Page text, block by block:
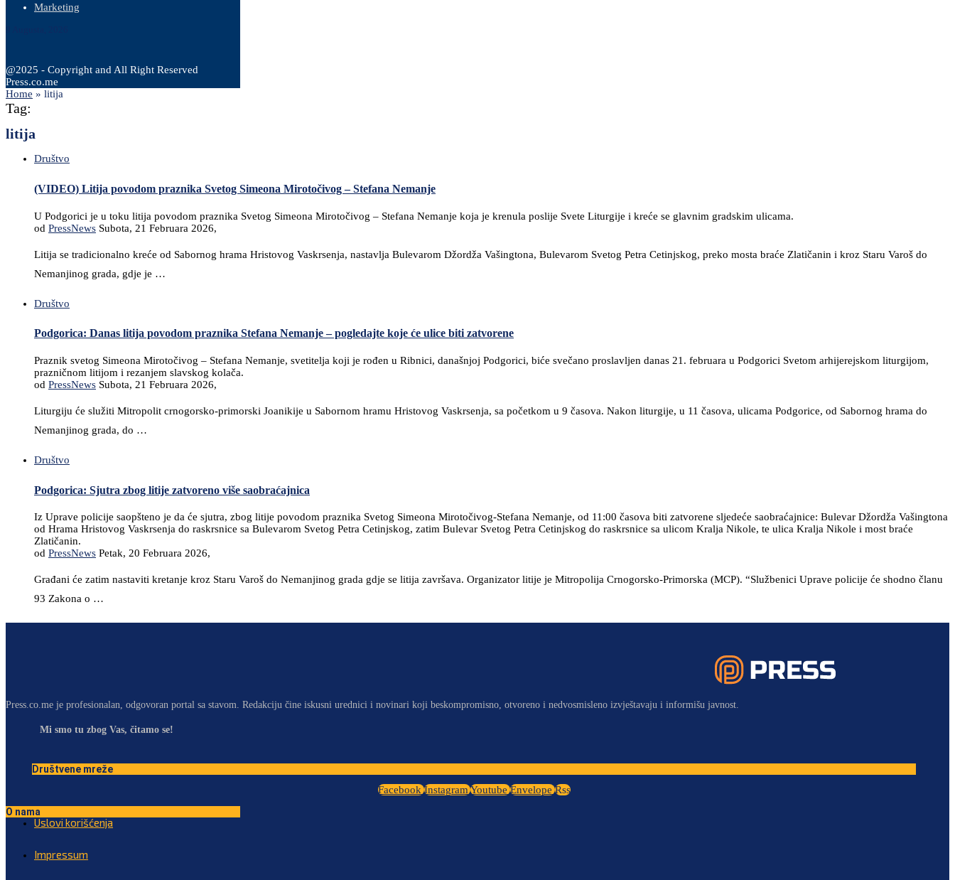
Marketing
@2025 - Copyright and All Right Reserved
Press.co.me
Home » litija
Tag:
litija
Društvo
(VIDEO) Litija povodom praznika Svetog Simeona Mirotočivog – Stefana Nemanje
U Podgorici je u toku litija povodom praznika Svetog Simeona Mirotočivog – Stefana Nemanje koja je krenula poslije Svete Liturgije i kreće se glavnim gradskim ulicama.
od PressNews Subota, 21 Februara 2026,
Litija se tradicionalno kreće od Sabornog hrama Hristovog Vaskrsenja, nastavlja Bulevarom Džordža Vašingtona, Bulevarom Svetog Petra Cetinjskog, preko mosta braće Zlatičanin i kroz Staru Varoš do
Nemanjinog grada, gdje je …
Društvo
Podgorica: Danas litija povodom praznika Stefana Nemanje – pogledajte koje će ulice biti zatvorene
Praznik svetog Simeona Mirotočivog – Stefana Nemanje, svetitelja koji je rođen u Ribnici, današnjoj Podgorici, biće svečano proslavljen danas 21. februara u Podgorici Svetom arhijerejskom liturgijom,
prazničnom litijom i rezanjem slavskog kolača.
od PressNews Subota, 21 Februara 2026,
Liturgiju će služiti Mitropolit crnogorsko-primorski Joanikije u Sabornom hramu Hristovog Vaskrsenja, sa početkom u 9 časova. Nakon liturgije, u 11 časova, ulicama Podgorice, od Sabornog hrama do
Nemanjinog grada, do …
Društvo
Podgorica: Sjutra zbog litije zatvoreno više saobraćajnica
Iz Uprave policije saopšteno je da će sjutra, zbog litije povodom praznika Svetog Simeona Mirotočivog-Stefana Nemanje, od 11:00 časova biti zatvorene sljedeće saobraćajnice: Bulevar Džordža Vašingtona
od Hrama Hristovog Vaskrsenja do raskrsnice sa Bulevarom Svetog Petra Cetinjskog, zatim Bulevar Svetog Petra Cetinjskog do raskrsnice sa ulicom Kralja Nikole, te ulica Kralja Nikole i most braće
Zlatičanin.
od PressNews Petak, 20 Februara 2026,
Građani će zatim nastaviti kretanje kroz Staru Varoš do Nemanjinog grada gdje se litija završava. Organizator litije je Mitropolija Crnogorsko-Primorska (MCP). “Službenici Uprave policije će shodno članu
93 Zakona o …
Press.co.me je profesionalan, odgovoran portal sa stavom. Redakciju čine iskusni urednici i novinari koji beskompromisno, otvoreno i nedvosmisleno izvještavaju i informišu javnost.
Mi smo tu zbog Vas, čitamo se!
Društvene mreže
Facebook InstagramYoutube Envelope Rss
O nama
Uslovi korišćenja
Impressum